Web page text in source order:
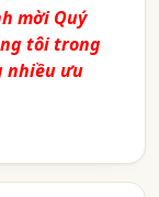
mời Quý
tôi trong
nhiều ưu